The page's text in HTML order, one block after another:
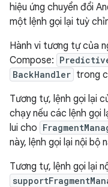
hiệu ứng chuyển đổi
một lệnh gọi lại tuỳ
Hành vi tương tự của
Compose:
BackHandler trong
Tương tự, lệnh gọi lại
chạy nếu các lệnh gọi
lui cho
này, lệnh gọi lại nội bộ
Tương tự, lệnh gọi lại